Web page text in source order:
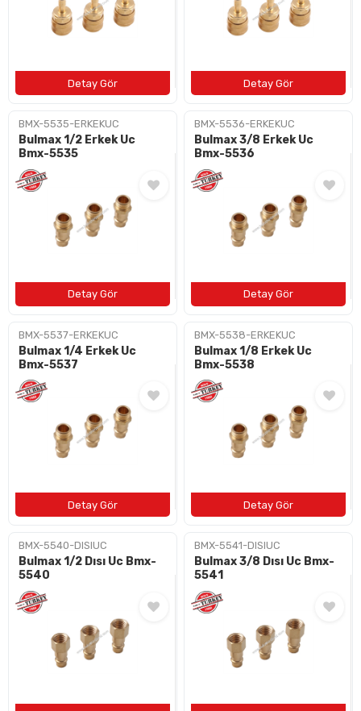
BMX-5535-ERKEKUC
Bulmax 1/2 Erkek Uc
Bmx-5535
BMX-5536-ERKEKUC
Bulmax 3/8 Erkek Uc
Bmx-5536
BMX-5537-ERKEKUC
Bulmax 1/4 Erkek Uc
Bmx-5537
BMX-5538-ERKEKUC
Bulmax 1/8 Erkek Uc
Bmx-5538
BMX-5540-DISIUC
Bulmax 1/2 Dısı Uc Bmx-
5540
BMX-5541-DISIUC
Bulmax 3/8 Dısı Uc Bmx-
5541